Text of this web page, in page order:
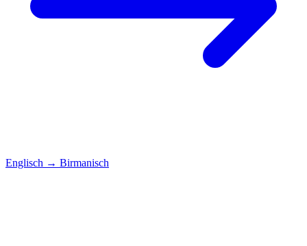
Englisch → Birmanisch